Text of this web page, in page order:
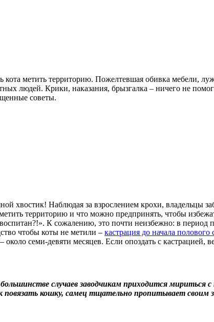
метить территорию. Пожелтевшая обивка мебели,
людей. Крики, наказания, брызгалка – ничего не
советы.
хвостик! Наблюдая за взрослением крохи, владельцы
территорию и что можно предпринять, чтобы
К сожалению, это почти неизбежно: в период
чтобы коты не метили – кастрация до начала полового
семи-девяти месяцев. Если опоздать с кастрацией,
случаев заводчикам приходится
кошку, самец тщательно пропитывает своим